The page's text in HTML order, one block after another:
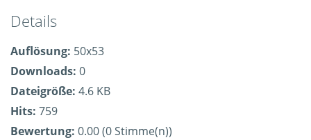
Details
Auflösung: 50x53
Downloads: 0
Dateigröße: 4.6 KB
Hits: 759
Bewertung: 0.00 (0 Stimme(n))